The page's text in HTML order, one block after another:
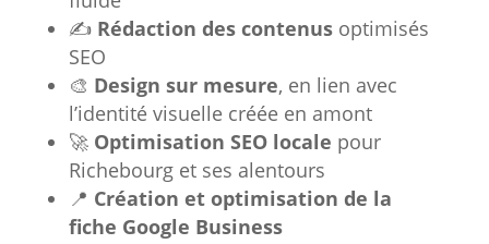
✍️ Rédaction des contenusoptimisés
SEO
🎨 Design sur mesure, en lien avec
l’identité visuelle créée en amont
🚀 Optimisation SEO locale pour
Richebourg et ses alentours
📍 Création et optimisation de la
fiche Google Business